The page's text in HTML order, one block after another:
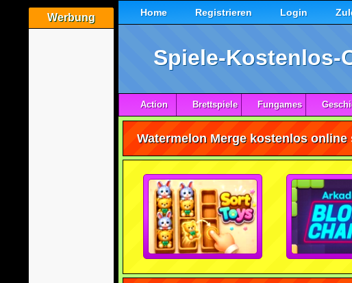
Werbung Home Registrieren Login
Spiele-Kostenlos-
Action Brettspiele Fungames
Watermelon Merge kostenlos